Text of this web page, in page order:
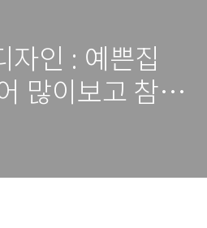
자인 : 예쁜집
많이보고 참고